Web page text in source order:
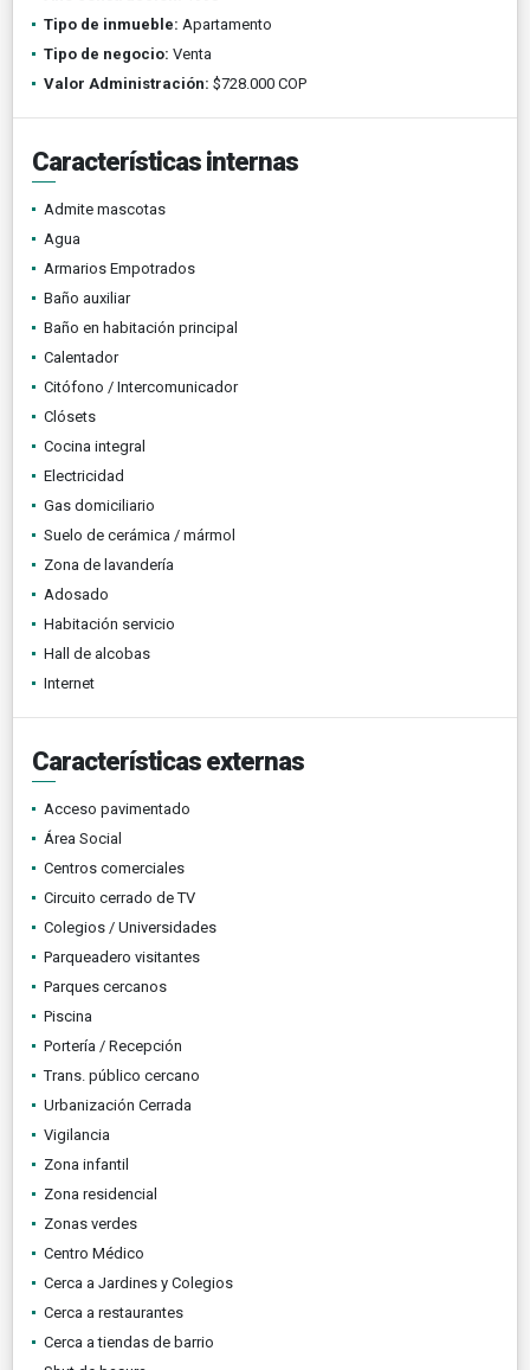
Tipo de inmueble: Apartamento
Tipo de negocio: Venta
Valor Administración: $728.000 COP
Características internas
Admite mascotas
Agua
Armarios Empotrados
Baño auxiliar
Baño en habitación principal
Calentador
Citófono / Intercomunicador
Clósets
Cocina integral
Electricidad
Gas domiciliario
Suelo de cerámica / mármol
Zona de lavandería
Adosado
Habitación servicio
Hall de alcobas
Internet
Características externas
Acceso pavimentado
Área Social
Centros comerciales
Circuito cerrado de TV
Colegios / Universidades
Parqueadero visitantes
Parques cercanos
Piscina
Portería / Recepción
Trans. público cercano
Urbanización Cerrada
Vigilancia
Zona infantil
Zona residencial
Zonas verdes
Centro Médico
Cerca a Jardines y Colegios
Cerca a restaurantes
Cerca a tiendas de barrio